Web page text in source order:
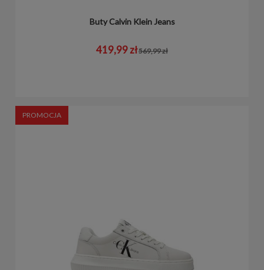
Buty Calvin Klein Jeans
419,99 zł569,99 zł
PROMOCJA